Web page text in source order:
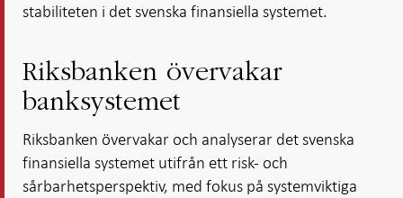
stabiliteten i det svenska finansiella systemet.
Riksbanken övervakar
banksystemet
Riksbanken övervakar och analyserar det svenska
finansiella systemet utifrån ett risk- och
sårbarhetsperspektiv, med fokus på systemviktiga